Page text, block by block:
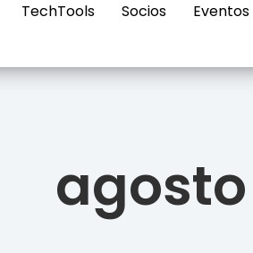
TechTools Socios Eventos